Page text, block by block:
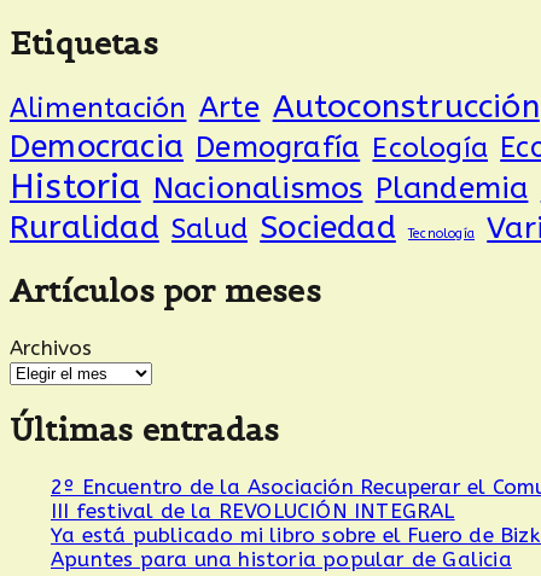
Etiquetas
Alimentación Arte Autoconstrucción
Democracia Demografía Ecología
Historia Nacionalismos Plandemia
Ruralidad Salud Sociedad Tecnología
Artículos por meses
Archivos
Últimas entradas
2º Encuentro de la Asociación Recuperar el
III festival de la REVOLUCIÓN INTEGRAL
Ya está publicado mi libro sobre el Fuero de
Apuntes para una historia popular de Galicia